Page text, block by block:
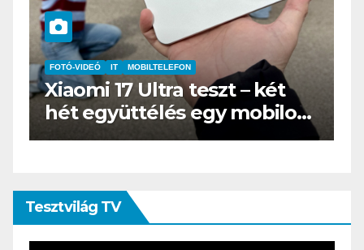
IT MŰSZAKI
BOOX Go 10.3 teszt – Amikor
az e-book olvasó felnő, és
öltönyt húz
Tesztvilág TV